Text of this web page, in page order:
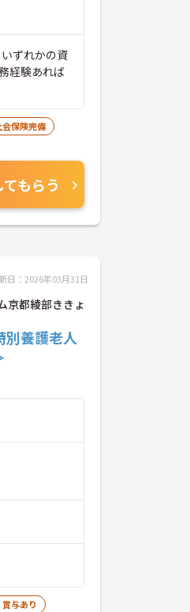
ずれかの資
経験あれば
会保険完備
もらう
日：2026年03月31日
京都綾部ききょ
別養護老人
与あり